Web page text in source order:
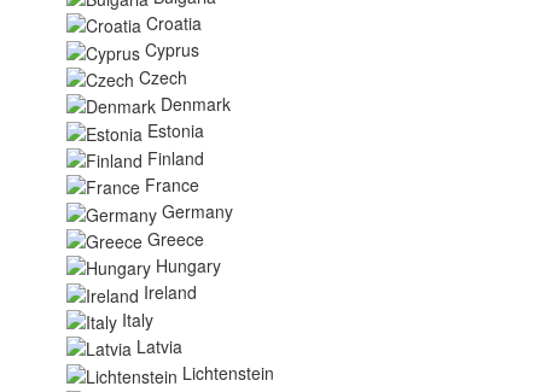
Croatia
Cyprus
Czech
Denmark
Estonia
Finland
France
Germany
Greece
Hungary
Ireland
Italy
Latvia
Lichtenstein